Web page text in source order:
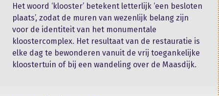
Het woord ‘klooster’ betekent letterlijk ‘een besloten
plaats’, zodat de muren van wezenlijk belang zijn
voor de identiteit van het monumentale
kloostercomplex. Het resultaat van de restauratie is
elke dag te bewonderen vanuit de vrij toegankelijke
kloostertuin of bij een wandeling over de Maasdijk.